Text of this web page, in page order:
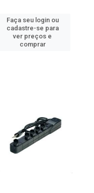
Faça seu login ou
cadastre-se para
ver preços e
comprar